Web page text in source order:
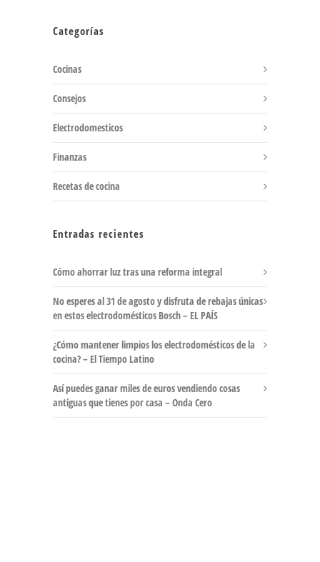
Categorías
Cocinas
Consejos
Electrodomesticos
Finanzas
Recetas de cocina
Entradas recientes
Cómo ahorrar luz tras una reforma integral
No esperes al 31 de agosto y disfruta de rebajas únicas
en estos electrodomésticos Bosch – EL PAÍS
¿Cómo mantener limpios los electrodomésticos de la
cocina? – El Tiempo Latino
Así puedes ganar miles de euros vendiendo cosas
antiguas que tienes por casa – Onda Cero